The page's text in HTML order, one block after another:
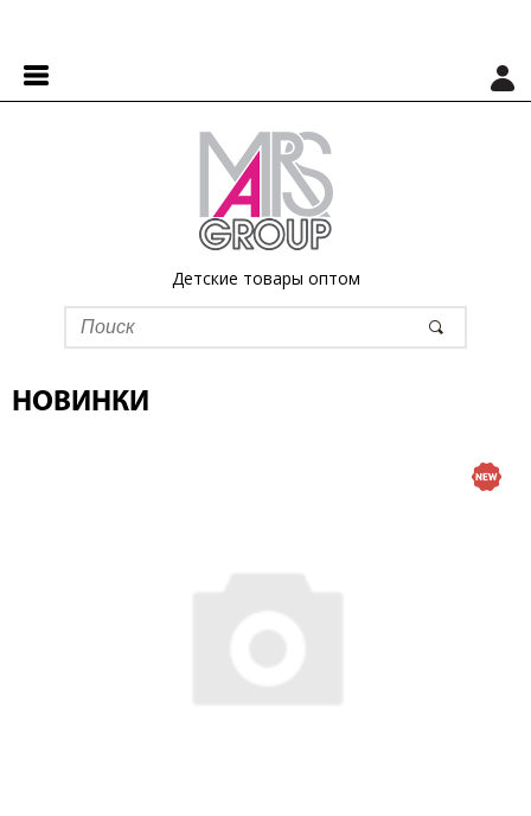
Детские товары оптом
НОВИНКИ